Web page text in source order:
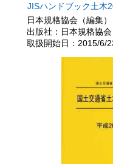
JISハンドブック土
日本規格協会（編集）
出版社：日本規格協会
取扱開始日：2015/6/